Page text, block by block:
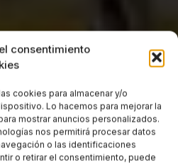
consentimiento
cookies para almacenar y/o
Lo hacemos para mejorar la
mostrar anuncios personalizados.
nos permitirá procesar datos
o las identificaciones
o retirar el consentimiento, puede